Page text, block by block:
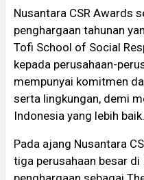
Nusantara CSR Awards
penghargaan tahunan
Tofi School of Social
kepada perusahaan-
mempunyai komitmen
serta lingkungan, demi
Indonesia yang lebih baik.
Pada ajang Nusantara
tiga perusahaan besar